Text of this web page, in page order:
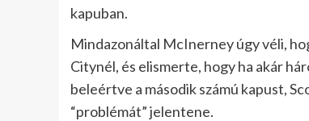
kapuban.
Mindazonáltal McInerney úgy véli,
Citynél, és elismerte, hogy ha akár
beleértve a második számú kapust,
“problémát” jelentene.